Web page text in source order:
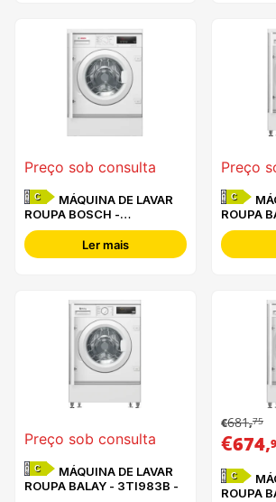
Preço sob consulta
C
ROUPA BOSCH -
WIW28302ES -
Ler mais
Preço
C
ROUPA
Preço sob consulta
C
ROUPA BALAY - 3TI983B -
€681,75
€674,
C
ROUPA